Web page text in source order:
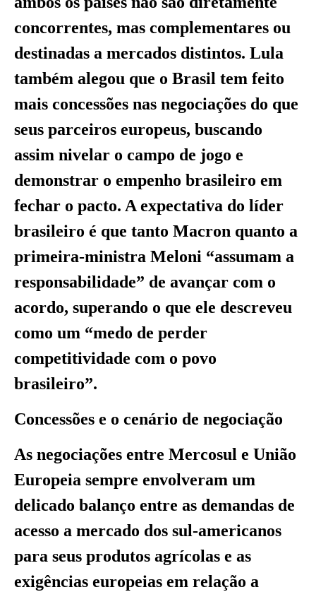
concorrentes, mas complementares ou
destinadas a mercados distintos. Lula
também alegou que o Brasil tem feito
mais concessões nas negociações do que
seus parceiros europeus, buscando
assim nivelar o campo de jogo e
demonstrar o empenho brasileiro em
fechar o pacto. A expectativa do líder
brasileiro é que tanto Macron quanto a
primeira-ministra Meloni “assumam a
responsabilidade” de avançar com o
acordo, superando o que ele descreveu
como um “medo de perder
competitividade com o povo
brasileiro”.
Concessões e o cenário de negociação
As negociações entre Mercosul e União
Europeia sempre envolveram um
delicado balanço entre as demandas de
acesso a mercado dos sul-americanos
para seus produtos agrícolas e as
exigências europeias em relação a